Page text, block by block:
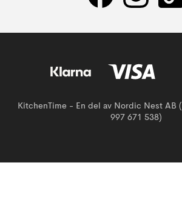
KitchenTime - En del av Nordic Nest AB
997 671 538)